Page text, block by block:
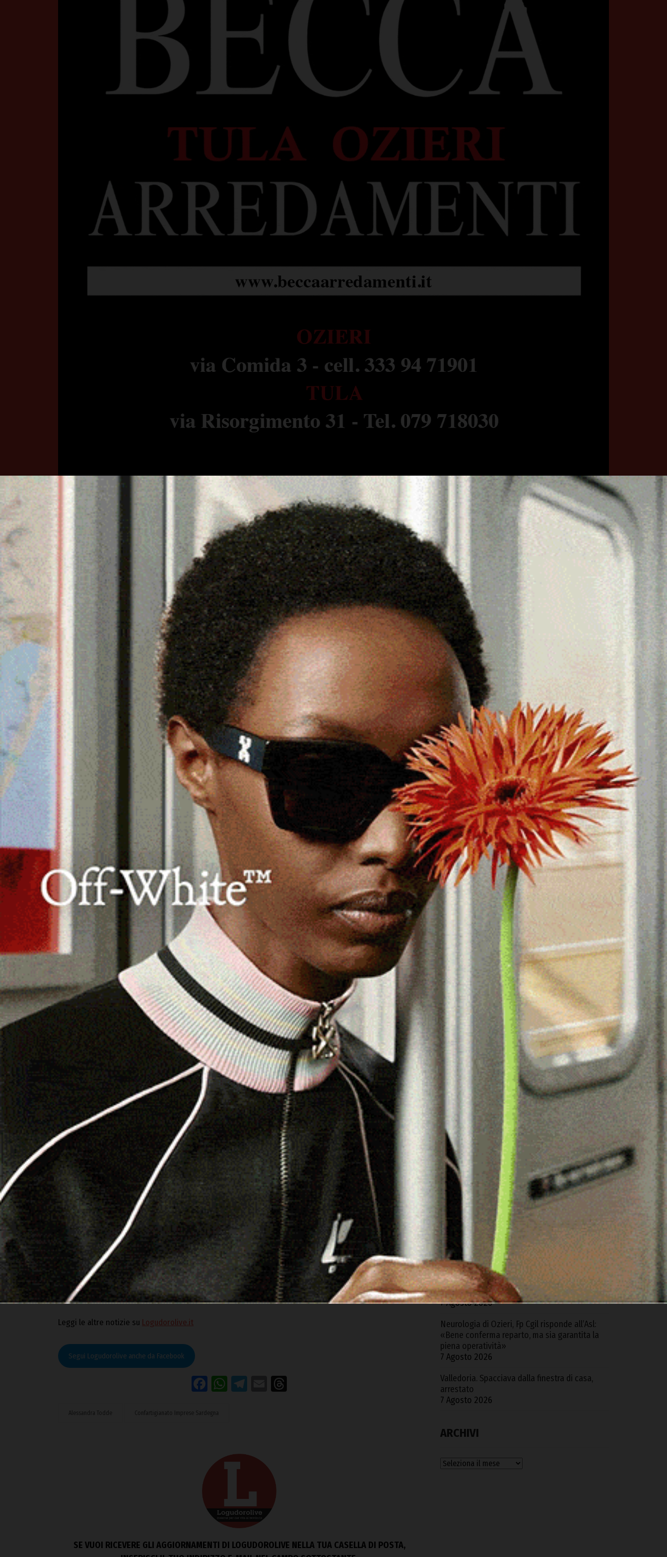
Home Ozieri Territorio Sardegna Cronaca Attualità Sport Cultura Rubriche Necrologie
Numeri
utili
Contatti
FIRMATO ANCHE DA ALESSANDRA TODDE IL
“MANIFESTO” DI CONFARTIGIANATO SARDEGNA
12 Febbraio 2024, 23:24
Terzo incontro dell’Associazione con gli aspiranti governatore prima delle elezioni del
25 febbraio.
CAGLIARI | 12 febbraio 2024.
Confartigianato Imprese Sardegna ha incontrato stamane a Cagliari la
candidata presidente del Campo largo, Alessandra Todde. Per l’Associazione Artigiana si tratta del
terzo appuntamento con gli aspiranti governatore della Sardegna per le elezioni del prossimo 25
febbraio.
Il presidente regionaleFabio Mereucon il segretario regionale Daniele Serrahanno illustrato alla
Todde il “Manifesto” di Confartigianato Sardegna attraverso il quale si chiede alla futura
amministrazione politica regionale un solido e tangibile sostegno. Gli artigiani sardi hanno così chiesto
alla candidata presidente un impegno formale per il settore attraverso la sottoscrizione di un
patto
da onorare nel corso del mandato elettorale.
I sette punti chiave del documento presentato comprendonotrasporti e infrastrutture, credito e
incentivi, energia, innovazione tecnologica e digitalizzazione, lavoro e formazione, crisi
demografica e spopolamento, burocrazia e semplificazione amministrativa.
In conclusione il team
della ChainFactory srl, spin-off accademico dell’Università di Cagliari guidato dal professorAlessandro
ha spiegato il funzionamento del meccanismo che avrà il compito di monitorare l’operato del
futuro Presidente e del futuro Consiglio Regionale rispetto agli impegni.
Todde , impegnandosi a sostenere lo sviluppo dell’artigianato,
ha ufficialmente sottoscritto il
“Manifesto” di Confartigianato Sardegna
sottolineando come le imprese sarde, soprattutto quelle
artigiane, grazie alla loro capacità di innovare e di stare al passo con le nuove tecnologie, nei prossimi
anni potranno avere la possibilità di competere con i mercati di tutto il mondo. Per questo sarà
fondamentale puntare sia sulle leggi di settore, sia sulla formazione, condizioni che potranno
permettere una solida crescita di tutto il sistema imprenditoriale isolano.
Durante l’evento cagliaritano è stato presentato anche il dossier “
Intelligenza Artigiana – Il contributo
delle imprese artigiane all’economia della Sardegna
”, che illustra i dati e i numeri del settore relativi al
2023, elaborati dall’Osservatorio MPI di Confartigianato Imprese Sardegna.
In copertina: da sin. Alessandro Spano, Fabio Mereu, Alessandra Todde e Daniele Serra.
Leggi le altre notizie su Logudorolive.it
Segui Logudorolive anche da Facebook
Facebook
WhatsApp
Telegram
Email
Alessandra Todde Confartigianato Imprese Sardegna
SE VUOI RICEVERE GLI AGGIORNAMENTI DI LOGUDOROLIVE NELLA TUA CASELLA DI POSTA,
Cerca
Cerca
Facebook
ThreadsInstagram
X YouTube
ARTICOLI RECENTI
Ad Alà dei Sardi la XXIII Rassegna
Internazionale del Folklore
7 Agosto 2026
Sequestrati oltre 6 kg di cocaina e hashish
provenienti dalla Spagna, 4 arresti tra Cagliari
7 Agosto 2026
Strada Monte Pino, Piu: «In due anni abbiamo
sbloccato e consegnato un’opera
fondamentale»
7 Agosto 2026
Neurologia di Ozieri, Fp Cgil risponde all’Asl:
«Bene conferma reparto, ma sia garantita la
piena operatività»
7 Agosto 2026
Valledoria. Spacciava dalla finestra di casa,
arrestato
7 Agosto 2026
ARCHIVI
Archivi